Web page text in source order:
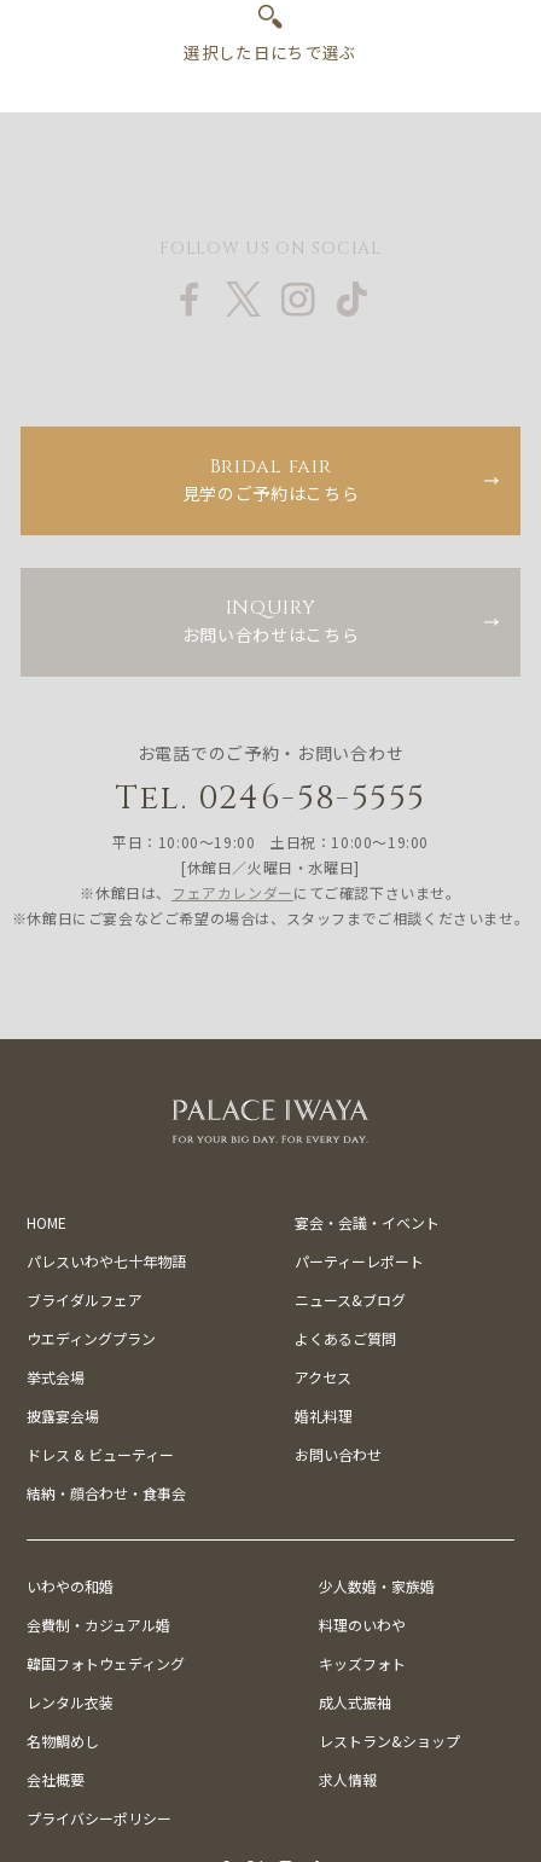
FOLLOW US ON SOCIAL
Bridal fair
見学のご予約はこちら
INQUIRY
お問い合わせはこちら
お電話でのご予約・お問い合わせ
Tel. 0246-58-5555
平日：10:00〜19:00 土日祝：10:00〜19:00
[休館日／火曜日・水曜日]
※休館日は、 フェアカレンダーにてご確認下さいませ。
※休館日にご宴会などご希望の場合は、スタッフまでご相談くださいませ。
HOME
宴会・会議・イベント
パレスいわや七十年物語
パーティーレポート
ブライダルフェア
ニュース&ブログ
ウエディングプラン
よくあるご質問
挙式会場
アクセス
披露宴会場
婚礼料理
ドレス & ビューティー
お問い合わせ
結納・顔合わせ・食事会
いわやの和婚
少人数婚・家族婚
会費制・カジュアル婚
料理のいわや
韓国フォトウェディング
キッズフォト
レンタル衣装
成人式振袖
名物鯛めし
レストラン&ショップ
会社概要
求人情報
プライバシーポリシー